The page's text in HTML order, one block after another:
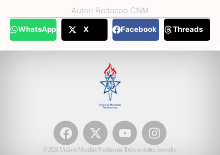
Autor: Redacao CNM
WhatsApp X Facebook Threads
© 2026. União de Mocidade Presbiteriana. Todos os direitos reservados.